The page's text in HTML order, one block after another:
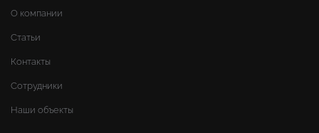
О компании
Статьи
Контакты
Сотрудники
Наши объекты